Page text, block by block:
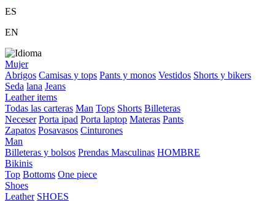
ES
EN
Mujer
Abrigos Camisas y tops Pants y monos Vestidos Shorts y bikers
Seda lana Jeans
Leather items
Todas las carteras Man Tops Shorts Billeteras
Neceser Porta ipad Porta laptop Materas Pants
Zapatos Posavasos Cinturones
Man
Billeteras y bolsos Prendas Masculinas HOMBRE
Bikinis
Top Bottoms One piece
Shoes
Leather SHOES